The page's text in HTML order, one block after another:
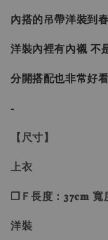
內搭的吊帶洋裝到
洋裝內裡有內襯 不
分開搭配也非常好
-
【尺寸】
上衣
❐Ｆ長度：37𝐜𝐦 寬
洋裝